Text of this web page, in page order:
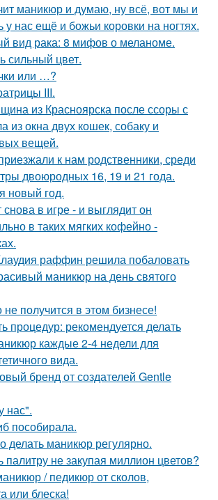
маникюр и думаю, ну всё, вот мы и
у нас ещё и божьи коровки на ногтях.
вид рака: 8 мифов о меланоме.
сильный цвет.
или …?
III.
из Красноярска после ссоры с
из окна двух кошек, собаку и
вещей.
к нам родственники, среди
двоюродных 16, 19 и 21 года.
новый год.
в игре - и выглядит он
в таких мягких кофейно -
раффин решила побаловать
маникюр на день святого
не получится в этом бизнесе!
процедур: рекомендуется делать
каждые 2-4 недели для
вида.
бренд от создателей Gentle
нас".
пособирала.
делать маникюр регулярно.
палитру не закупая миллион цветов?
/ педикюр от сколов,
или блеска!